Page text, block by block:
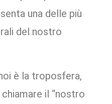
una delle più
del nostro
è la troposfera,
il “nostro